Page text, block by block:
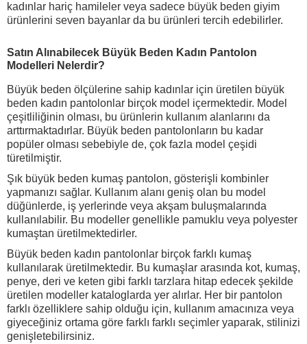
kadınlar hariç hamileler veya sadece büyük beden giyim
ürünlerini seven bayanlar da bu ürünleri tercih edebilirler.
Satın Alınabilecek Büyük Beden Kadın Pantolon
Modelleri Nelerdir?
Büyük beden ölçülerine sahip kadınlar için üretilen büyük
beden kadın pantolonlar birçok model içermektedir. Model
çeşitliliğinin olması, bu ürünlerin kullanım alanlarını da
arttırmaktadırlar. Büyük beden pantolonların bu kadar
popüler olması sebebiyle de, çok fazla model çeşidi
türetilmiştir.
Şık büyük beden kumaş pantolon, gösterişli kombinler
yapmanızı sağlar. Kullanım alanı geniş olan bu model
düğünlerde, iş yerlerinde veya akşam buluşmalarında
kullanılabilir. Bu modeller genellikle pamuklu veya polyester
kumaştan üretilmektedirler.
Büyük beden kadın pantolonlar birçok farklı kumaş
kullanılarak üretilmektedir. Bu kumaşlar arasında kot, kumaş,
penye, deri ve keten gibi farklı tarzlara hitap edecek şekilde
üretilen modeller kataloglarda yer alırlar. Her bir pantolon
farklı özelliklere sahip olduğu için, kullanım amacınıza veya
giyeceğiniz ortama göre farklı farklı seçimler yaparak, stilinizi
genişletebilirsiniz.